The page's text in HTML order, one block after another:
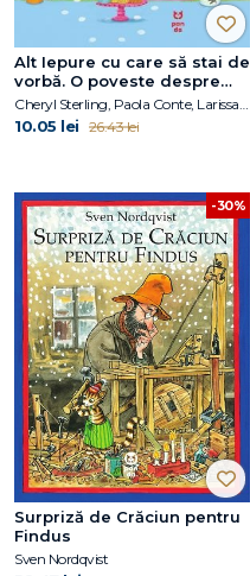
Alt Iepure cu care să stai de
vorbă. O poveste despre
psihoterapie
10.05 lei 26.43 lei
-30%
Surpriză de Crăciun pentru
Findus
Sven Nordqvist